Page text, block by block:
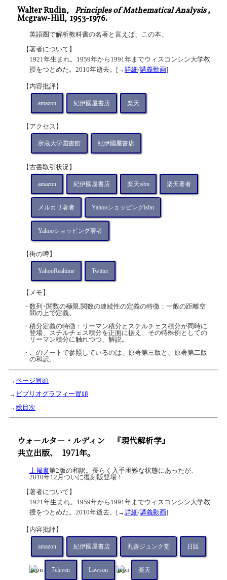
Walter Rudin, Principles of Mathematical Analysis,
Mcgraw-Hill, 1953-1976.
英語圏で解析教科書の名著と言えば、この本。
【著者について】
1921年生まれ。1959年から1991年までウィスコンシン大学教
授をつとめた。2010年逝去。[→詳細/講義動画]
【内容批評】
amazon 紀伊國屋書店 楽天
【アクセス】
所蔵大学図書館 紀伊國屋書店
【古書取引状況】
amazon 紀伊國屋書店 楽天isbn 楽天著者
メルカリ著者 Yahooショッピングisbn
Yahooショッピング著者
【街の噂】
YahooRealtime Twitter
【メモ】
・数列･関数の極限,関数の連続性の定義の特徴：一般の距離空
間の上で定義。
・積分定義の特徴：リーマン積分とスチルチェス積分が同時に
登場、スチルチェス積分を正面に据え、その特殊例としての
リーマン積分に触れつつ、解説。
・このノートで参照しているのは、原著第三版と、原著第二版
の和訳。
→ページ冒頭
→ ビブリオグラフィー冒頭
→総目次
ウォ－ルタ－・ルディン
『現代解析学』
共立出版、
1971年。
上掲書第2版の和訳。長らく入手困難な状態にあったが、
2010年12月ついに復刻版登場！
【著者について】
1921年生まれ。1959年から1991年までウィスコンシン大学教
授をつとめた。2010年逝去。[→詳細/講義動画]
【内容批評】
amazon 紀伊國屋書店 丸善ジュンク堂 日販
7eleven Lawson 楽天